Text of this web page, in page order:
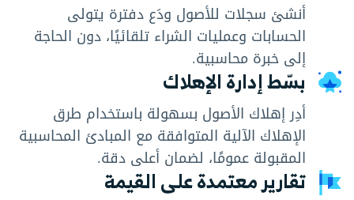
أنشئ سجلات للأصول ودَع دفترة يتولى
الحسابات وعمليات الشراء تلقائيًا، دون الحاجة
إلى خبرة محاسبية.
بسّط إدارة الإهلاك
أدِر إهلاك الأصول بسهولة باستخدام طرق
الإهلاك الآلية المتوافقة مع المبادئ المحاسبية
المقبولة عمومًا، لضمان أعلى دقة.
تقارير معتمدة على القيمة